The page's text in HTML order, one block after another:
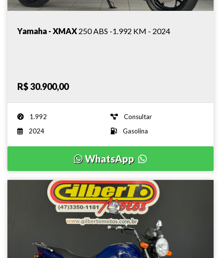
Yamaha - XMAX 250 ABS -1.992 KM - 2024
R$ 30.900,00
1.992
Consultar
2024
Gasolina
WhatsApp